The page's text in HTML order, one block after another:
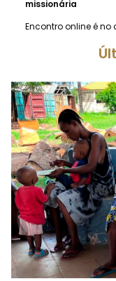
missionária
Encontro online é no